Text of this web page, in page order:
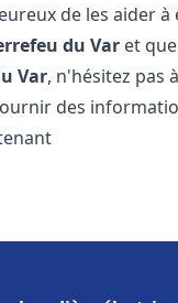
de les aider
du Var et
Var, n'hésitez pas
des